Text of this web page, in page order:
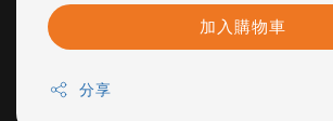
加入購物車
分享